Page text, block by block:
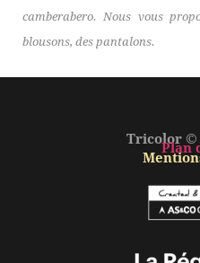
camberabero. Nous vous
blousons, des pantalons.
Tricolor ©
Plan